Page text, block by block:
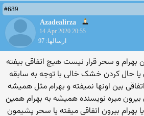
#689
Azadealirza
14 Apr 2020 20:55
ارسالها: 97
بهرام و سحر قرار نیست هیچ اتفاقی بیفته
حال کردن خشک خالی با توجه به سابقه
بین اونها نمیفته و بهرام مثل همیشه
بیرون میره نویسنده همیشه به بهرام همین
بهرام بیرون اتفاقی میفته یا سحر پشیمون